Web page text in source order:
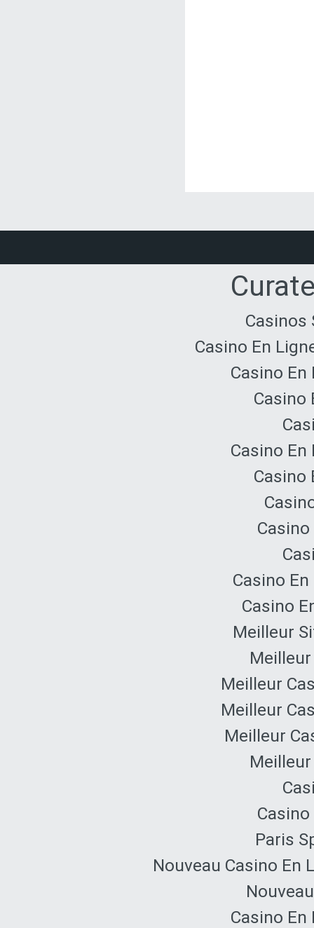
Casinos
Casino En
Casino En
Casino
Casino En
Casino
Casino
Casino
Meilleur
Meilleur
Meilleur
Meilleur
Paris
Nouveau Casino En
Casino En